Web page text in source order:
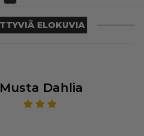
ELOKUVIA
Musta Dahlia